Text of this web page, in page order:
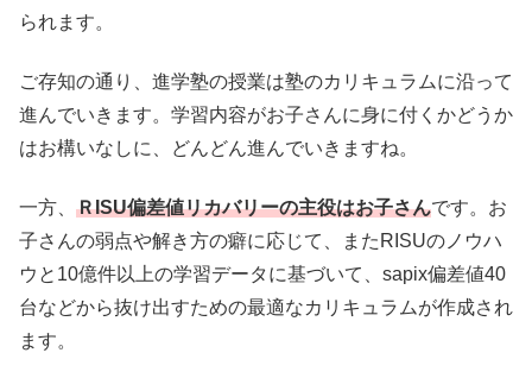
られます。
ご存知の通り、進学塾の授業は塾のカリキュラムに沿って
進んでいきます。学習内容がお子さんに身に付くかどうか
はお構いなしに、どんどん進んでいきますね。
一方、 ＲISU偏差値リカバリーの主役はお子さんです。お
子さんの弱点や解き方の癖に応じて、またRISUのノウハ
ウと10億件以上の学習データに基づいて、sapix偏差値40
台などから抜け出すための最適なカリキュラムが作成され
ます。